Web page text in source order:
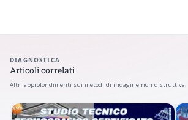
DIAGNOSTICA
Articoli correlati
Altri approfondimenti sui metodi di indagine non distruttiva.